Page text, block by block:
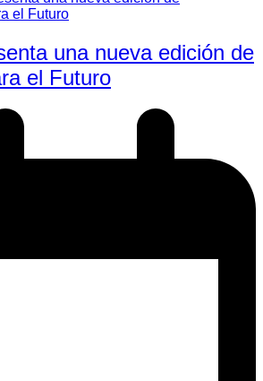
una nueva edición de
el Futuro